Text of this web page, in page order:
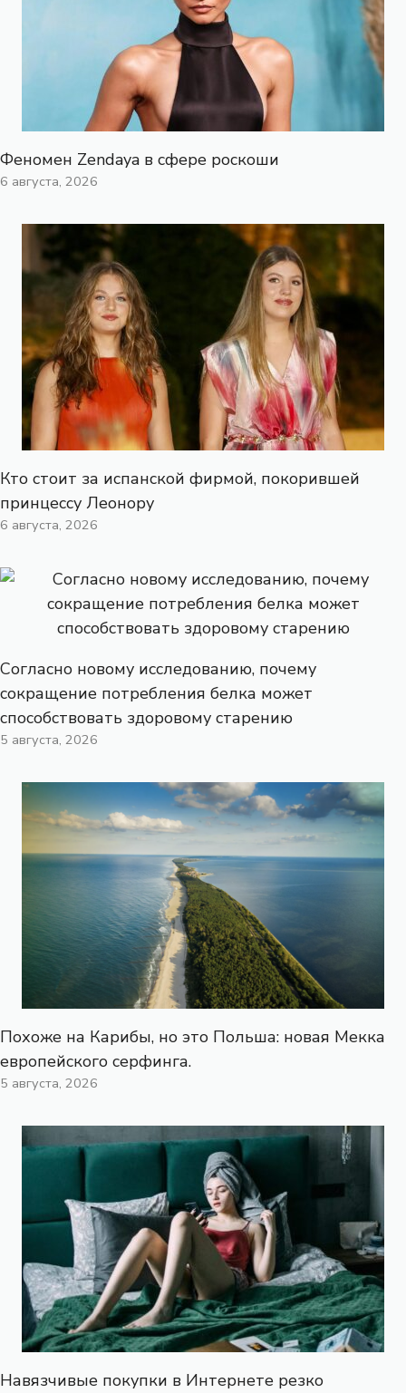
Феномен Zendaya в сфере роскоши
6 августа, 2026
Кто стоит за испанской фирмой, покорившей
принцессу Леонору
6 августа, 2026
Согласно новому исследованию, почему
сокращение потребления белка может
способствовать здоровому старению
5 августа, 2026
Похоже на Карибы, но это Польша: новая Мекка
европейского серфинга.
5 августа, 2026
Навязчивые покупки в Интернете резко